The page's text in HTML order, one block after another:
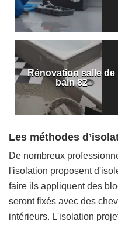
Rénovation salle de
bain 82
Les méthodes
De nombreux
l'isolation proposent
faire ils appliquent des
seront fixés avec des
intérieurs. L'isolation